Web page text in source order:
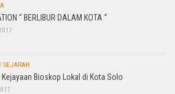
“ BERLIBUR DALAM KOTA “
/ SEJARAH
Kejayaan Bioskop Lokal di Kota Solo